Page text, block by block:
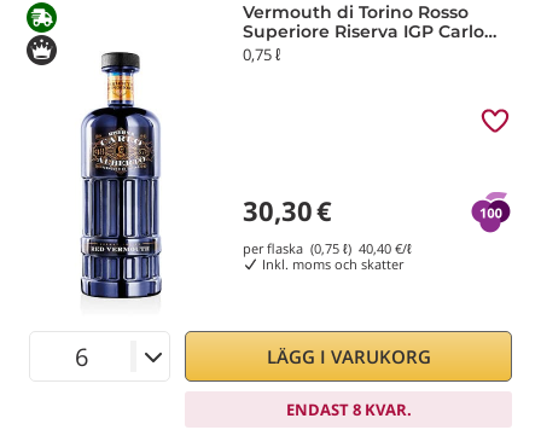
Vermouth di Torino Rosso
Superiore Riserva IGP Carlo
Alberto
0,75 ℓ
30,30€
per flaska (0,75 ℓ) 40,40€/ℓ
Inkl. moms och skatter
LÄGG I VARUKORG
ENDAST 8 KVAR.